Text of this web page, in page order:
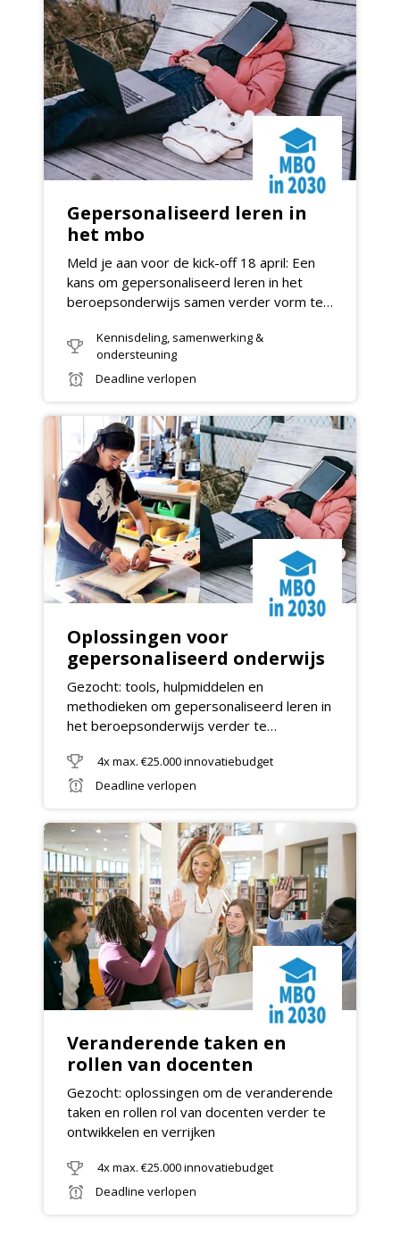
Gepersonaliseerd leren in
het mbo
Meld je aan voor de kick-off 18 april: Een
kans om gepersonaliseerd leren in het
beroepsonderwijs samen verder vorm te
Kennisdeling, samenwerking &
ondersteuning
Deadline verlopen
Oplossingen voor
gepersonaliseerd onderwijs
Gezocht: tools, hulpmiddelen en
methodieken om gepersonaliseerd leren in
het beroepsonderwijs verder te
4x max. €25.000 innovatiebudget
Deadline verlopen
Veranderende taken en
rollen van docenten
Gezocht: oplossingen om de veranderende
taken en rollen rol van docenten verder te
ontwikkelen en verrijken
4x max. €25.000 innovatiebudget
Deadline verlopen